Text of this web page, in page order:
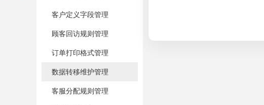
客户定义字段管理
顾客回访规则管理
订单打印格式管理
数据转移维护管理
客服分配规则管理